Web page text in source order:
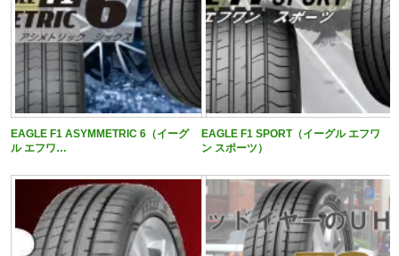
EAGLE F1 ASYMMETRIC 6（イーグ
ル エフワ…
EAGLE F1 SPORT（イーグル エフワ
ン スポーツ）